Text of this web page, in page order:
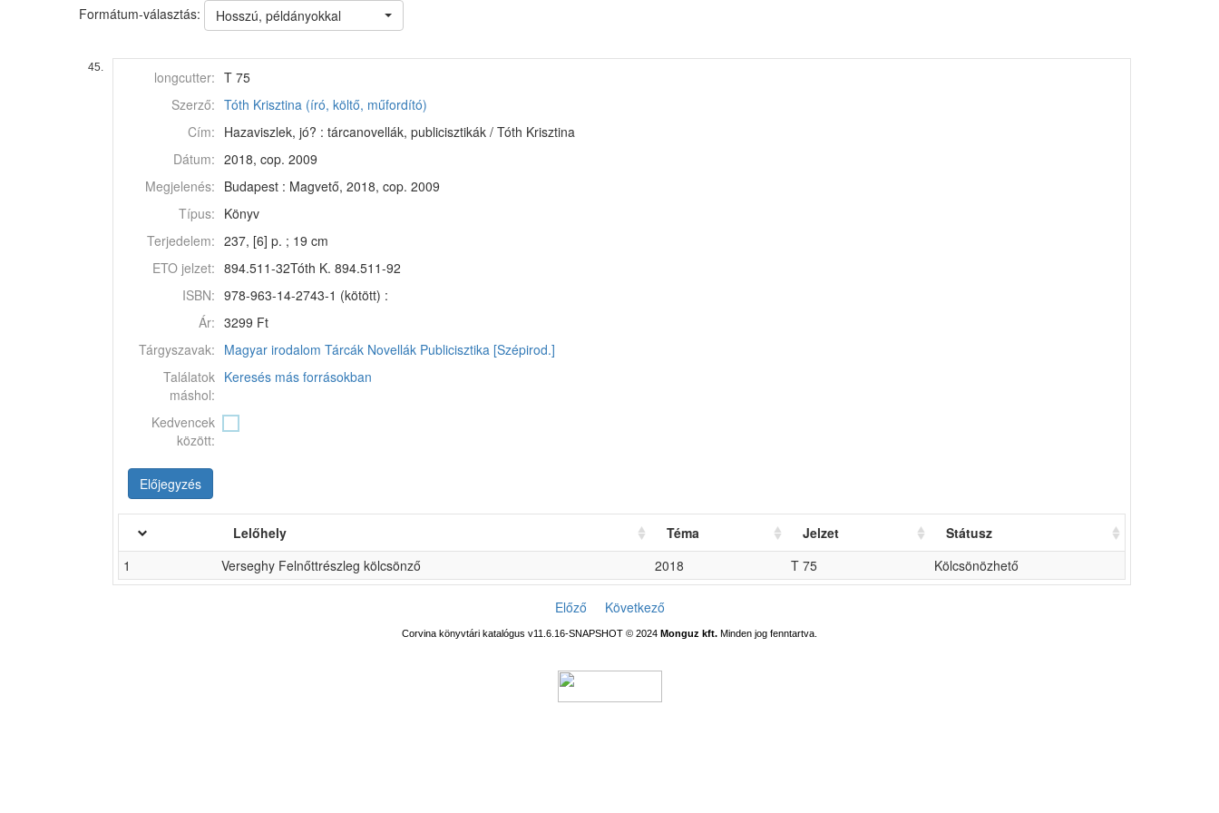
Formátum-választás: Hosszú, példányokkal
45.
longcutter: T 75
Szerző: Tóth Krisztina (író, költő, műfordító)
Cím: Hazaviszlek, jó? : tárcanovellák, publicisztikák / Tóth Krisztina
Dátum: 2018, cop. 2009
Megjelenés: Budapest : Magvető, 2018, cop. 2009
Típus: Könyv
Terjedelem: 237, [6] p. ; 19 cm
ETO jelzet: 894.511-32Tóth K. 894.511-92
ISBN: 978-963-14-2743-1 (kötött) :
Ár: 3299 Ft
Tárgyszavak: Magyar irodalom Tárcák Novellák Publicisztika [Szépirod.]
Találatok
máshol:
Keresés más forrásokban
Kedvencek
között:
Előjegyzés
Lelőhely Téma Jelzet
Státusz
1
Verseghy Felnőttrészleg kölcsönző 2018 T 75 Kölcsönözhető
Előző Következő
Corvina könyvtári katalógus v11.6.16-SNAPSHOT © 2024 Monguz kft. Minden jog fenntartva.